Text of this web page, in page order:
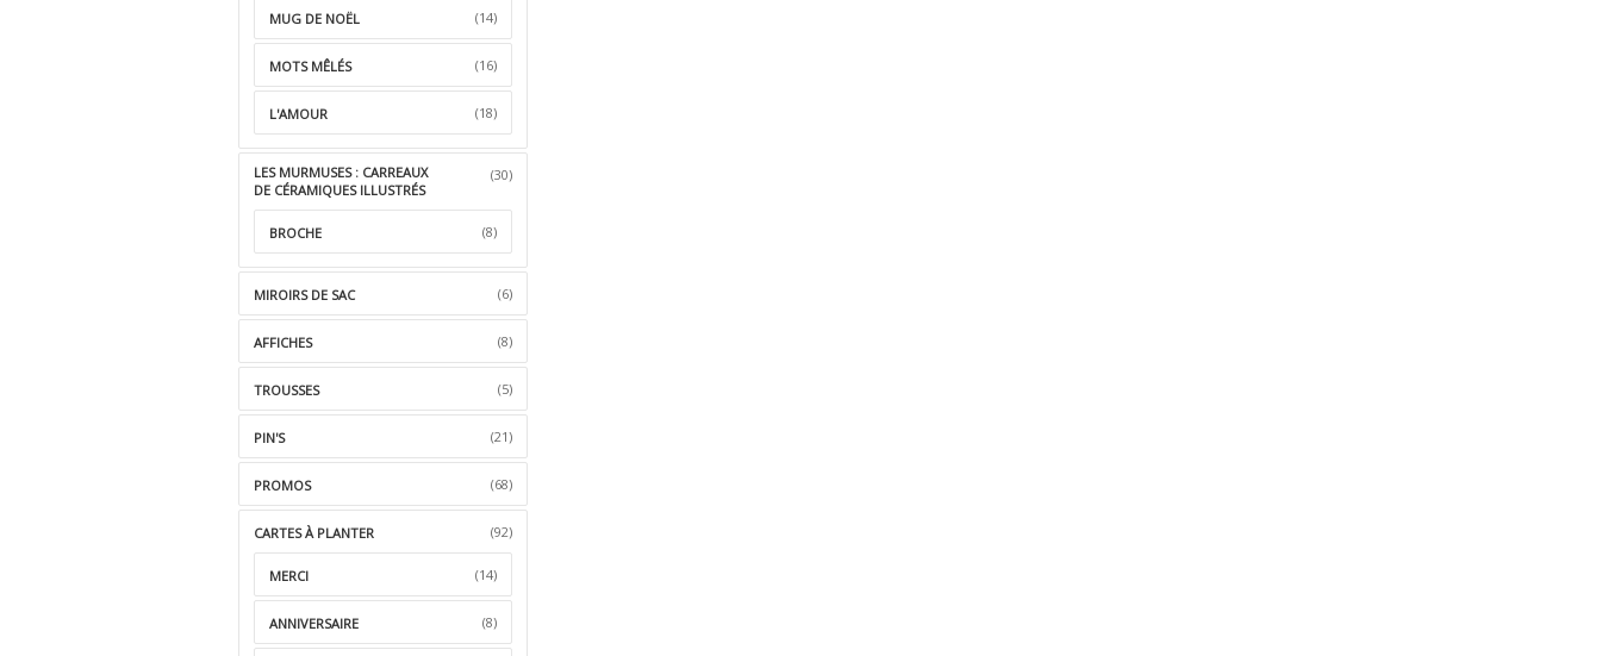
MUG DE NOËL (14)
MOTS MÊLÉS (16)
L'AMOUR (18)
LES MURMUSES : CARREAUX
DE CÉRAMIQUES ILLUSTRÉS
(30)
BROCHE (8)
MIROIRS DE SAC (6)
AFFICHES (8)
TROUSSES (5)
PIN'S (21)
PROMOS (68)
CARTES À PLANTER (92)
MERCI (14)
ANNIVERSAIRE (8)